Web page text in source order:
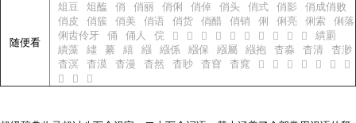
随便看
俎豆 俎醢 俏 俏丽 俏俐 俏倬 俏头 俏式 俏影
俏成俏败
俏皮
俏簇 俏美 俏语 俏货 俏醋 俏销 俐 俐亮 俐索
俐落
俐齿伶牙
俑 俑人 俒 𨊢 𨊣 𨊤 𨊥 𨊦 𨊧 𦹉 𦹊 𦹋 𦹍
繢罽
繢藻
繣 繤 繥 繦 繦係 繦保 繦屬 繦抱 杳淼 杳清
杳渺
杳溟
杳漠 杳漫 杳然 杳眇 杳窅 杳窕 𪷦 𪷧 𪷨 𪷩 𪷪 𪷫
𪷫
𪷬
𪷭 𪷮